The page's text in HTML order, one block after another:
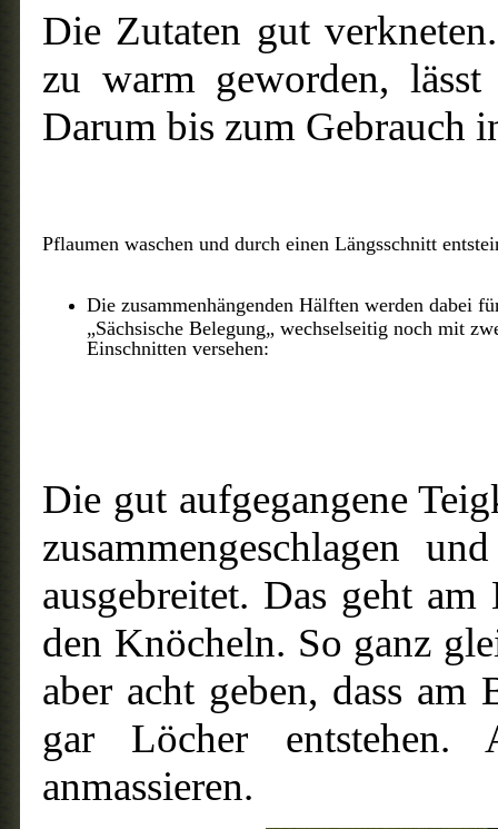
Die Zutaten gut
zu warm geworden, lässt
Darum bis zum Gebrauch
Pflaumen waschen und durch einen Längsschnitt
Die zusammenhängenden Hälften werden dabei
„Sächsische Belegung„ wechselseitig noch mit
Einschnitten versehen:
Die gut aufgegangene
zusammengeschlagen
ausgebreitet. Das geht
den Knöcheln. So ganz
aber acht geben, dass
gar Löcher
anmassieren.